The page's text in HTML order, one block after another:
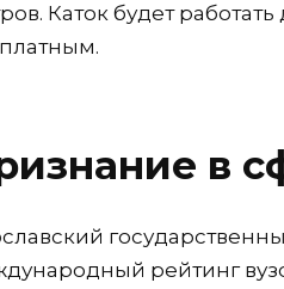
Каток будет
в
рейтинг